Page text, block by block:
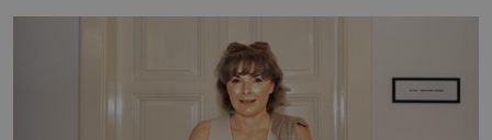
mi knihy, práce a hlavně klid. Hned po studiích jsem